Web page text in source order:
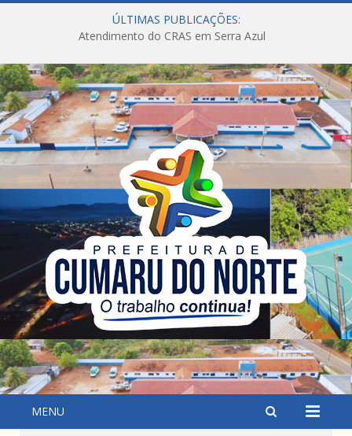
ÚLTIMAS PUBLICAÇÕES:
Atendimento do CRAS em Serra Azul
MENU